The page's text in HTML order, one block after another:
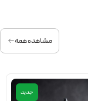
مشاهده همه
جدید